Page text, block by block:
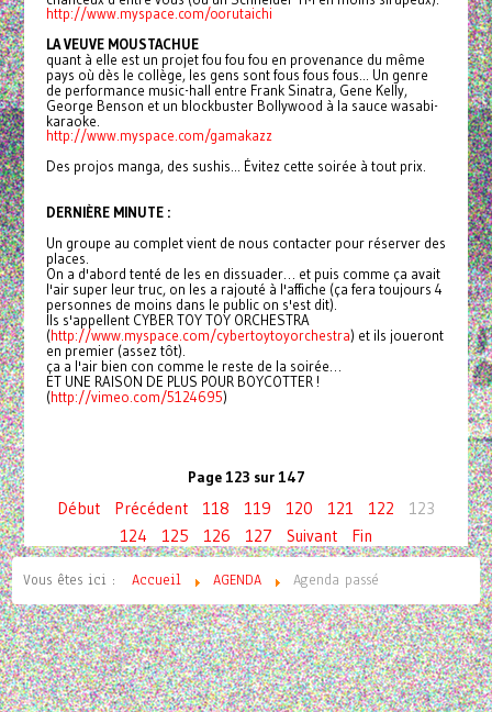
http://www.myspace.com/oorutaichi
LA VEUVE MOUSTACHUE
quant à elle est un projet fou fou fou en provenance du même
pays où dès le collège, les gens sont fous fous fous... Un genre
de performance music-hall entre Frank Sinatra, Gene Kelly,
George Benson et un blockbuster Bollywood à la sauce wasabi-
karaoke.
http://www.myspace.com/gamakazz
Des projos manga, des sushis... Évitez cette soirée à tout prix.
DERNIÈRE MINUTE :
Un groupe au complet vient de nous contacter pour réserver des
places.
On a d'abord tenté de les en dissuader… et puis comme ça avait
l'air super leur truc, on les a rajouté à l'affiche (ça fera toujours 4
personnes de moins dans le public on s'est dit).
Ils s'appellent CYBER TOY TOY ORCHESTRA
(http://www.myspace.com/cybertoytoyorchestra) et ils joueront
en premier (assez tôt).
ça a l'air bien con comme le reste de la soirée…
ET UNE RAISON DE PLUS POUR BOYCOTTER !
(http://vimeo.com/5124695)
Page 123 sur 147
Début Précédent 118 119 120 121 122
123
124
125 126 127 Suivant Fin
Vous êtes ici : Accueil AGENDA Agenda passé